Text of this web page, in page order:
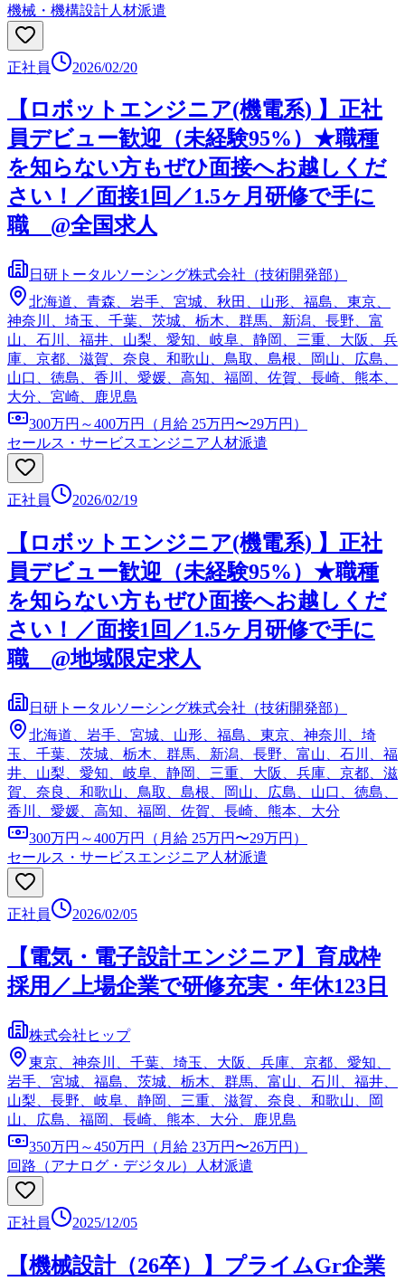
機械・機構設計人材派遣
正社員 2026/02/20
【ロボットエンジニア(機電系) 】正社
員デビュー歓迎（未経験95%）★職種
を知らない方もぜひ面接へお越しくだ
さい！／面接1回／1.5ヶ月研修で手に
職 @全国求人
日研トータルソーシング株式会社（技術開発部）
北海道、青森、岩手、宮城、秋田、山形、福島、東京、
神奈川、埼玉、千葉、茨城、栃木、群馬、新潟、長野、富
山、石川、福井、山梨、愛知、岐阜、静岡、三重、大阪、兵
庫、京都、滋賀、奈良、和歌山、鳥取、島根、岡山、広島、
山口、徳島、香川、愛媛、高知、福岡、佐賀、長崎、熊本、
大分、宮崎、鹿児島
300万円～400万円（月給 25万円〜29万円）
セールス・サービスエンジニア 人材派遣
正社員 2026/02/19
【ロボットエンジニア(機電系) 】正社
員デビュー歓迎（未経験95%）★職種
を知らない方もぜひ面接へお越しくだ
さい！／面接1回／1.5ヶ月研修で手に
職 @地域限定求人
日研トータルソーシング株式会社（技術開発部）
北海道、岩手、宮城、山形、福島、東京、神奈川、埼
玉、千葉、茨城、栃木、群馬、新潟、長野、富山、石川、福
井、山梨、愛知、岐阜、静岡、三重、大阪、兵庫、京都、滋
賀、奈良、和歌山、鳥取、島根、岡山、広島、山口、徳島、
香川、愛媛、高知、福岡、佐賀、長崎、熊本、大分
300万円～400万円（月給 25万円〜29万円）
セールス・サービスエンジニア 人材派遣
正社員 2026/02/05
【電気・電子設計エンジニア】育成枠
採用／上場企業で研修充実・年休123日
株式会社ヒップ
東京、神奈川、千葉、埼玉、大阪、兵庫、京都、愛知、
岩手、宮城、福島、茨城、栃木、群馬、富山、石川、福井、
山梨、長野、岐阜、静岡、三重、滋賀、奈良、和歌山、岡
山、広島、福岡、長崎、熊本、大分、鹿児島
350万円～450万円（月給 23万円〜26万円）
回路（アナログ・デジタル）
人材派遣
正社員 2025/12/05
【機械設計（26卒）】プライムGr企業